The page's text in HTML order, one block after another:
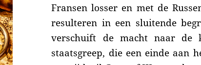
Fransen losser en met de
resulteren in een sluitende
verschuift de macht naar de
staatsgreep, die een einde aan